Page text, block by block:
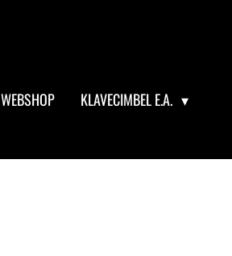
WEBSHOP
KLAVECIMBEL E.A.